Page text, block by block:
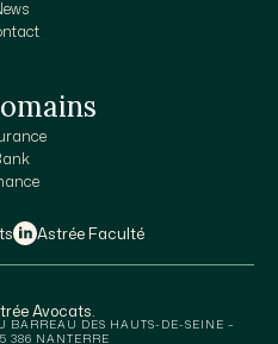
Astrée Faculté
Avocats.
BARREAU DES HAUTS-DE-SEINE –
386 NANTERRE